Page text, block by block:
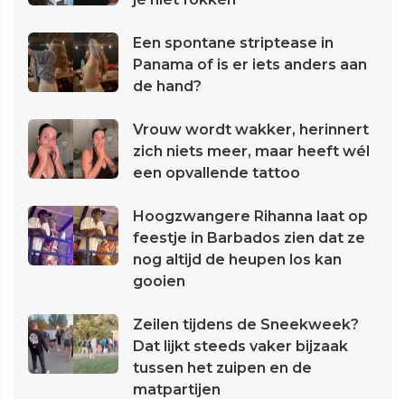
Een spontane striptease in
Panama of is er iets anders aan
de hand?
Vrouw wordt wakker, herinnert
zich niets meer, maar heeft wél
een opvallende tattoo
Hoogzwangere Rihanna laat op
feestje in Barbados zien dat ze
nog altijd de heupen los kan
gooien
Zeilen tijdens de Sneekweek?
Dat lijkt steeds vaker bijzaak
tussen het zuipen en de
matpartijen